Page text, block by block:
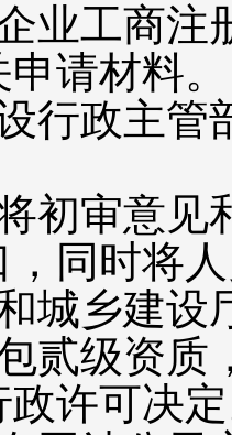
业工商注
请材料。
行政主管
初审意见
，同时将
城乡建设
贰级资质
许可决